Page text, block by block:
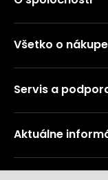
Všetko o nákupe
Servis a
Aktuálne